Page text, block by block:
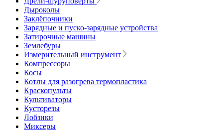
Дыроколы
Заклёпочники
Зарядные и пуско-зарядные устройства
Затирочные машины
Землебуры
Измерительный инструмент
Компрессоры
Косы
Котлы для разогрева термопластика
Краскопульты
Культиваторы
Кусторезы
Лобзики
Миксеры